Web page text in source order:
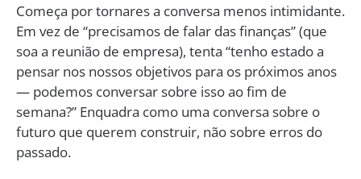
Começa por tornares a conversa menos intimidante.
Em vez de “precisamos de falar das finanças” (que
soa a reunião de empresa), tenta “tenho estado a
pensar nos nossos objetivos para os próximos anos
— podemos conversar sobre isso ao fim de
semana?” Enquadra como uma conversa sobre o
futuro que querem construir, não sobre erros do
passado.